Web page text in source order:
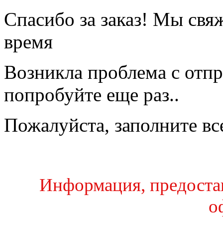
Спасибо за заказ! Мы
время
Возникла проблема с
попробуйте еще раз..
Пожалуйста, заполните
Информация,